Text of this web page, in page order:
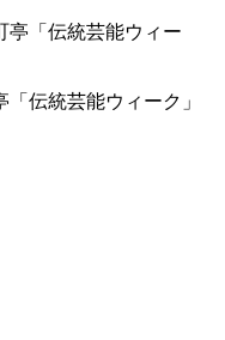
伝統芸能ウィーク」